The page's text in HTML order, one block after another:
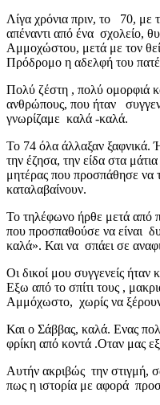
Λίγα χρόνια πριν, το 70, με
απέναντι από ένα σχολείο,
Αμμοχώστου, μετά με τον
Πρόδρομο η αδελφή του
Πολύ ζέστη , πολύ ομορφιά
ανθρώπους, που ήταν
γνωρίζαμε καλά -καλά.
Το 74 όλα άλλαξαν ξαφνικά.
την έζησα, την είδα στα
μητέρας που προσπάθησε να
καταλαβαίνουν.
Το τηλέφωνο ήρθε μετά από
που προσπαθούσε να είναι
καλά». Και να σπάει σε
Οι δικοί μου συγγενείς
Εξω από το σπίτι τους ,
Αμμόχωστο, χωρίς να
Και ο Σάββας, καλά. Ενας
φρίκη από κοντά .Οταν μας
Αυτήν ακριβώς την στιγμή,
πως η ιστορία με αφορά